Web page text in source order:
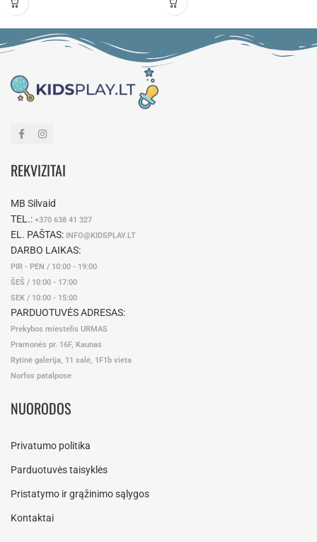
REKVIZITAI
MB Silvaid
TEL.: +370 638 41 327
EL. PAŠTAS: INFO@KIDSPLAY.LT
DARBO LAIKAS:
PIR - PEN / 10:00 - 19:00
ŠEŠ / 10:00 - 17:00
SEK / 10:00 - 15:00
PARDUOTUVĖS ADRESAS:
Prekybos miestelis URMAS
Pramonės pr. 16F, Kaunas
Rytinė galerija, 11 salė, 1F1b vieta
Norfos patalpose
NUORODOS
Privatumo politika
Parduotuvės taisyklės
Pristatymo ir grąžinimo sąlygos
Kontaktai